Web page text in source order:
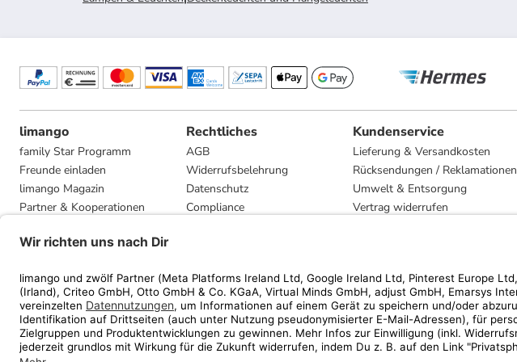
limango
family Star Programm
Freunde einladen
limango Magazin
Partner & Kooperationen
Presse
Rechtliches
AGB
Widerrufsbelehrung
Datenschutz
Compliance
Kundenservice
Lieferung & Versandkosten
Rücksendungen / Reklamationen
Umwelt & Entsorgung
Vertrag widerrufen